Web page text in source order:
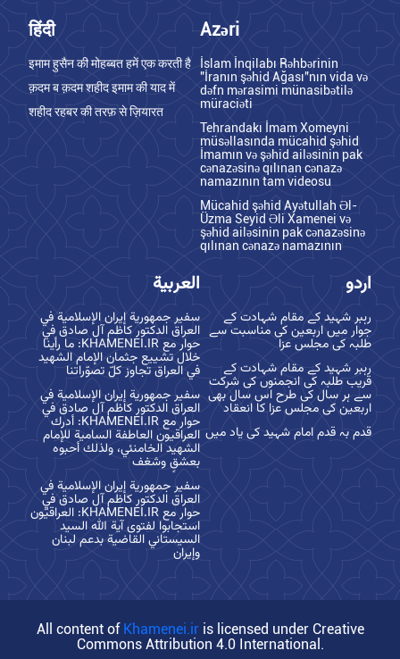
हिंदी
इमाम हुसैन की मोहब्बत हमें एक करती है
क़दम ब क़दम शहीद इमाम की याद में
शहीद रहबर की तरफ़ से ज़ियारत
Azəri
İslam İnqilabı Rəhbərinin
"İranın şəhid Ağası"nın vida və
dəfn mərasimi münasibətilə
müraciəti
Tehrandakı İmam Xomeyni
müsəllasında mücahid şəhid
İmamın və şəhid ailəsinin pak
cənazəsinə qılınan cənazə
namazının tam videosu
Mücahid şəhid Ayətullah Əl-
Üzma Seyid Əli Xamenei və
şəhid ailəsinin pak cənazəsinə
qılınan cənazə namazının
العربية
سفير جمهورية إيران الإسلامية في
العراق الدكتور كاظم آل صادق في
حوار مع KHAMENEI.IR: ما رأينا
خلال تشييع جثمان الإمام الشهيد
في العراق تجاوز كلّ تصوّراتنا
سفير جمهورية إيران الإسلامية في
العراق الدكتور كاظم آل صادق في
حوار مع KHAMENEI.IR: أدرك
العراقيون العاطفة السامية للإمام
الشهيد الخامنئي، ولذلك أحبوه
بعشقٍ وشغف
سفير جمهورية إيران الإسلامية في
العراق الدكتور كاظم آل صادق في
حوار مع KHAMENEI.IR: العراقيّون
استجابوا لفتوى آية الله السيد
السيستاني القاضية بدعم لبنان
وإيران
اردو
رہبر شہید کے مقام شہادت کے
جوار میں اربعین کی مناسبت سے
طلبہ کی مجلس عزا
رہبر شہید کے مقام شہادت کے
قریب طلبہ کی انجمنوں کی شرکت
سے ہر سال کی طرح اس سال بھی
اربعین کی مجلس عزا کا انعقاد
قدم بہ قدم امام شہید کی یاد میں
All content of Khamenei.iris licensed under Creative
Commons Attribution 4.0 International.